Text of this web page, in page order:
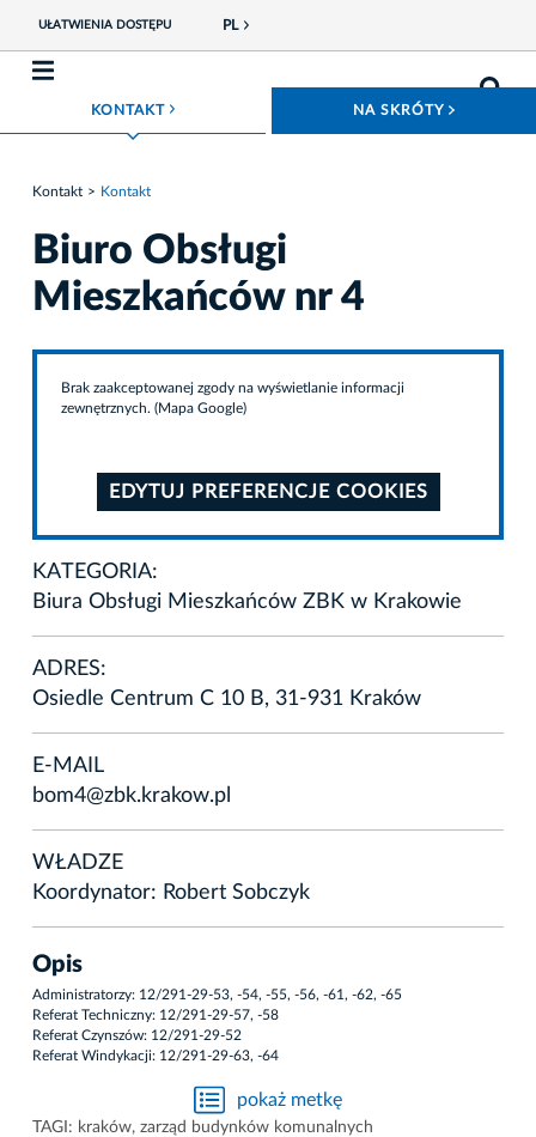
UŁATWIENIA DOSTĘPU PL
KONTAKTROZWIŃ MENU NA SKRÓTY
Kontakt Kontakt
Biuro Obsługi
Mieszkańców nr 4
Brak zaakceptowanej zgody na wyświetlanie informacji
zewnętrznych. (Mapa Google)
EDYTUJ PREFERENCJE COOKIES
KATEGORIA:
Biura Obsługi Mieszkańców ZBK w Krakowie
ADRES:
Osiedle Centrum C 10 B, 31-931 Kraków
E-MAIL
bom4@zbk.krakow.pl
WŁADZE
Koordynator: Robert Sobczyk
Opis
Administratorzy: 12/291-29-53, -54, -55, -56, -61, -62, -65
Referat Techniczny: 12/291-29-57, -58
Referat Czynszów: 12/291-29-52
Referat Windykacji: 12/291-29-63, -64
pokaż metkę
TAGI: kraków, zarząd budynków komunalnych